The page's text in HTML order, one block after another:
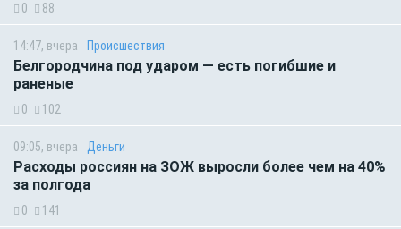
0 88
14:47, вчера Происшествия
Белгородчина под ударом — есть погибшие и
раненые
0 102
09:05, вчера Деньги
Расходы россиян на ЗОЖ выросли более чем на 40%
за полгода
0 141